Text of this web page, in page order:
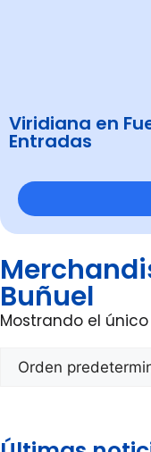
Viridiana en
Entradas
Buñuel
Mostrando el